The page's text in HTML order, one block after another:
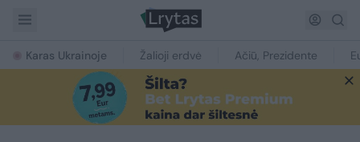
Karas Ukrainoje Žalioji erdvė Ačiū, Prezidente